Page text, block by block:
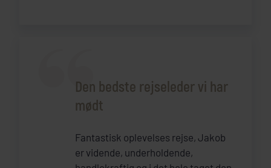
Den bedste rejseleder vi har
mødt
Fantastisk oplevelses rejse, Jakob
er vidende, underholdende,